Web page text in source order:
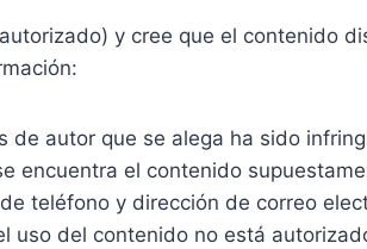
y cree que el contenido
de autor que se alega ha sido
encuentra el contenido
teléfono y dirección de correo
uso del contenido no está